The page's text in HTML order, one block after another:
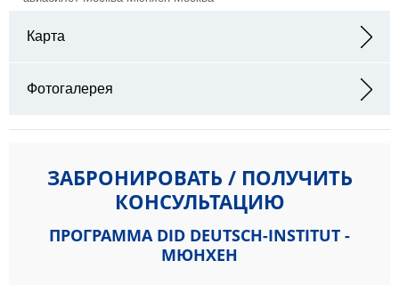
Карта
Фотогалерея
ЗАБРОНИРОВАТЬ / ПОЛУЧИТЬ
КОНСУЛЬТАЦИЮ
ПРОГРАММА DID DEUTSCH-INSTITUT -
МЮНХЕН